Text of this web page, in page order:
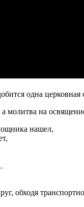
одна
молитва на
нашел,
обходя